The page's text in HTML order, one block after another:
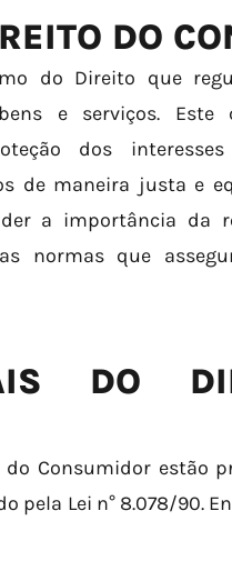
DO
do Direito que
e serviços.
dos interesses
de maneira justa e
a importância da
normas que
DO
Consumidor estão
pela Lei n° 8.078/90.